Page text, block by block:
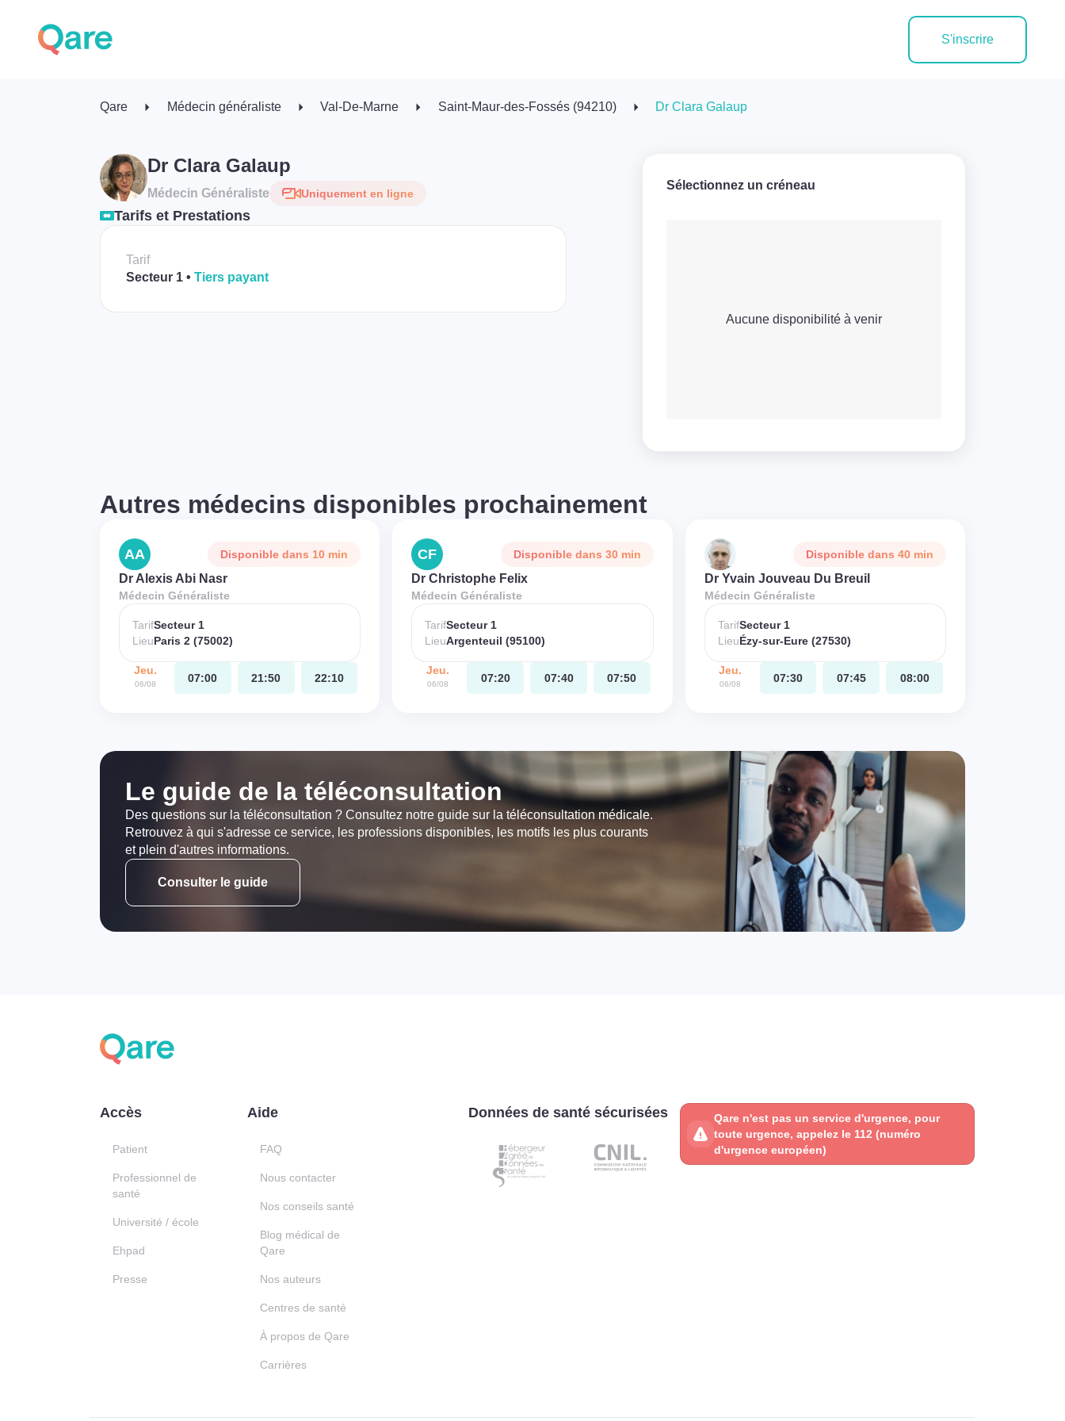
S'inscrire
Qare Médecin généraliste Val-De-Marne Saint-Maur-des-Fossés (94210) Dr Clara Galaup
Dr Clara Galaup
Médecin Généraliste Uniquement en ligne
Tarifs et Prestations
Tarif
Secteur 1
Tiers payant
Sélectionnez un créneau
Aucune disponibilité à venir
Autres médecins disponibles prochainement
AA Disponible dans 10 min
Dr Alexis Abi Nasr
Médecin Généraliste
TarifSecteur 1
LieuParis 2 (75002)
Jeu.
06/08 07:00 21:50 22:10
CF Disponible dans 30 min
Dr Christophe Felix
Médecin Généraliste
TarifSecteur 1
LieuArgenteuil (95100)
Jeu.
06/08 07:20 07:40 07:50
Disponible dans 40 min
Dr Yvain Jouveau Du Breuil
Médecin Généraliste
TarifSecteur 1
LieuÉzy-sur-Eure (27530)
Jeu.
06/08 07:30 07:45 08:00
Le guide de la téléconsultation
Des questions sur la téléconsultation ? Consultez notre guide sur la téléconsultation médicale.
Retrouvez à qui s'adresse ce service, les professions disponibles, les motifs les plus courants
et plein d'autres informations.
Consulter le guide
Accès
Patient
Professionnel de
santé
Université / école
Ehpad
Presse
Aide
FAQ
Nous contacter
Nos conseils santé
Blog médical de
Qare
Nos auteurs
Centres de santé
À propos de Qare
Carrières
Données de santé sécurisées
Qare n'est pas un service d'urgence, pour
toute urgence, appelez le 112 (numéro
d'urgence européen)